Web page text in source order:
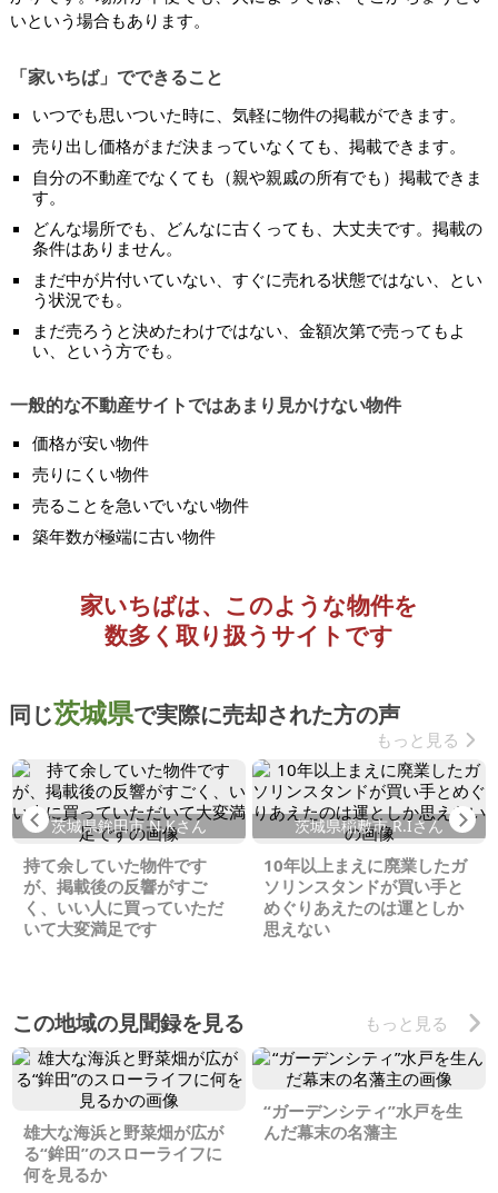
いという場合もあります。
「家いちば」でできること
いつでも思いついた時に、気軽に物件の掲載ができます。
売り出し価格がまだ決まっていなくても、掲載できます。
自分の不動産でなくても（親や親戚の所有でも）掲載できま
す。
どんな場所でも、どんなに古くっても、大丈夫です。掲載の
条件はありません。
まだ中が片付いていない、すぐに売れる状態ではない、とい
う状況でも。
まだ売ろうと決めたわけではない、金額次第で売ってもよ
い、という方でも。
一般的な不動産サイトではあまり見かけない物件
価格が安い物件
売りにくい物件
売ることを急いでいない物件
築年数が極端に古い物件
家いちばは、このような物件を
数多く取り扱うサイトです
同じ茨城県で実際に売却された方の声
もっと見る
Previous
茨城県鉾田市 N.Kさん
持て余していた物件です
が、掲載後の反響がすご
く、いい人に買っていただ
いて大変満足です
茨城県稲敷市 R.Iさん
10年以上まえに廃業したガ
ソリンスタンドが買い手と
めぐりあえたのは運としか
思えない
この地域の見聞録を見る もっと見る
雄大な海浜と野菜畑が広が
る“鉾田”のスローライフに
何を見るか
“ガーデンシティ”水戸を生
んだ幕末の名藩主